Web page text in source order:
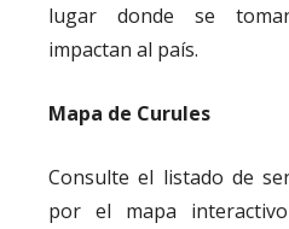
lugar donde se
impactan al país.
Mapa de Curules
Consulte el listado de
por el mapa